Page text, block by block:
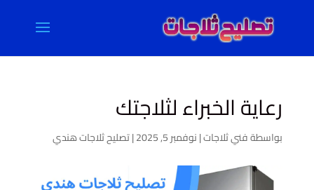
رعاية الخبراء لثلاجتك
بواسطةفني ثلاجات|نوفمبر 5, 2025 |تصليح ثلاجات هندي